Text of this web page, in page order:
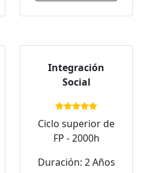
Integración
Social
Ciclo superior de
FP - 2000h
Duración: 2 Años